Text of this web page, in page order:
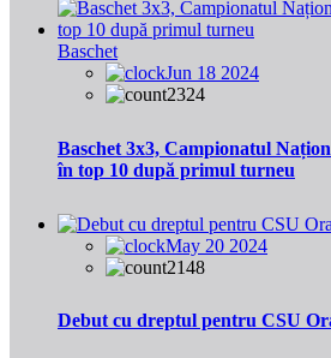
Baschet
Jun 18 2024
2324
Baschet 3x3, Campionatul
în top 10 după primul turneu
May 20 2024
2148
Debut cu dreptul pentru CSU